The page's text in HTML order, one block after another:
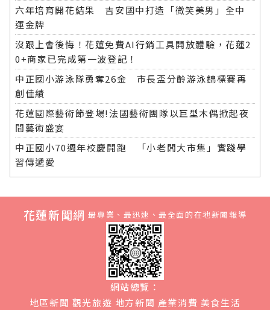
六年培育開花結果 吉安國中打造「微笑美男」全中
運金牌
沒跟上會後悔！花蓮免費AI行銷工具開放體驗，花蓮2
0+商家已完成第一波登記！
中正國小游泳隊勇奪26金 市長盃分齡游泳錦標賽再
創佳績
花蓮國際藝術節登場!法國藝術團隊以巨型木偶掀起夜
間藝術盛宴
中正國小70週年校慶開跑 「小老闆大市集」實踐學
習傳遞愛
花蓮新聞網 最專業、最迅速、最全面的在地新聞報導
網站總覽：
地區新聞 觀光旅遊 地方新聞 產業消費 美食生活